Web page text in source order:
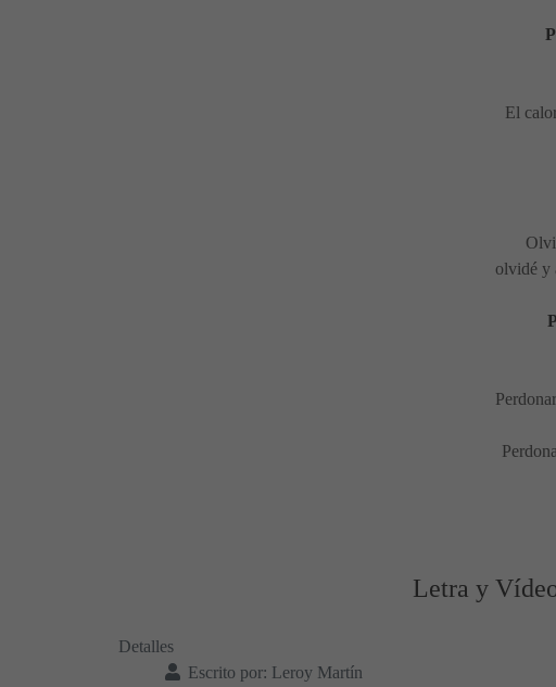
El
olvidé y
Letra y
Detalles
Escrito por: Leroy Martín